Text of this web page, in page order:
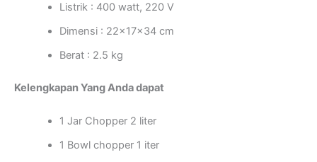
Listrik : 400 watt, 220 V
Dimensi : 22x17x34 cm
Berat : 2.5 kg
Kelengkapan Yang Anda dapat
1 Jar Chopper 2 liter
1 Bowl chopper 1 iter